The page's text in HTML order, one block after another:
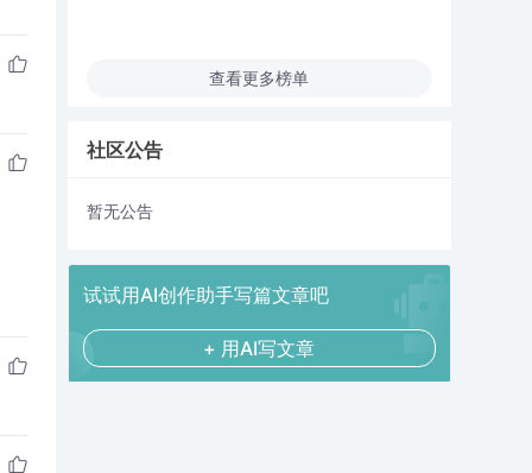
查看更多榜单
社区公告
暂无公告
试试用AI创作助手写篇文章吧
+ 用AI写文章